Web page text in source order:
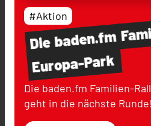
Diebaden.fm
Europa-Park
#Aktion
Die baden.fm Familien-
geht in die nächste